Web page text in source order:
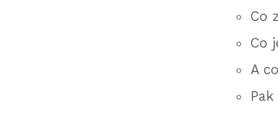
Co
Co
A